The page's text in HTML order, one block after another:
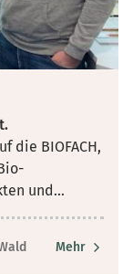
die BIOFACH,
und ...
Mehr